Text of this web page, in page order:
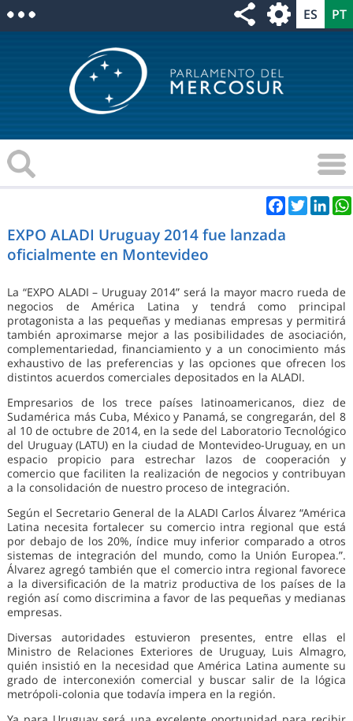
Facebook
Twitter
EXPO ALADI Uruguay 2014 fue lanzada
oficialmente en Montevideo
La “EXPO ALADI – Uruguay 2014” será la mayor macro rueda de
negocios de América Latina y tendrá como principal
protagonista a las pequeñas y medianas empresas y permitirá
también aproximarse mejor a las posibilidades de asociación,
complementariedad, financiamiento y a un conocimiento más
exhaustivo de las preferencias y las opciones que ofrecen los
distintos acuerdos comerciales depositados en la ALADI.
Empresarios de los trece países latinoamericanos, diez de
Sudamérica más Cuba, México y Panamá, se congregarán, del 8
al 10 de octubre de 2014, en la sede del Laboratorio Tecnológico
del Uruguay (LATU) en la ciudad de Montevideo-Uruguay, en un
espacio propicio para estrechar lazos de cooperación y
comercio que faciliten la realización de negocios y contribuyan
a la consolidación de nuestro proceso de integración.
Según el Secretario General de la ALADI Carlos Álvarez “América
Latina necesita fortalecer su comercio intra regional que está
por debajo de los 20%, índice muy inferior comparado a otros
sistemas de integración del mundo, como la Unión Europea.”.
Álvarez agregó también que el comercio intra regional favorece
a la diversificación de la matriz productiva de los países de la
región así como discrimina a favor de las pequeñas y medianas
empresas.
Diversas autoridades estuvieron presentes, entre ellas el
Ministro de Relaciones Exteriores de Uruguay, Luis Almagro,
quién insistió en la necesidad que América Latina aumente su
grado de interconexión comercial y buscar salir de la lógica
metrópoli-colonia que todavía impera en la región.